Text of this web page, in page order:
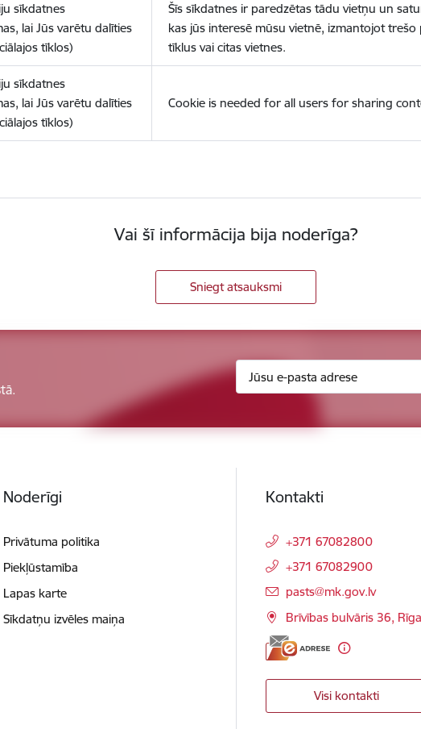
sīkdatnes
lai Jūs varētu dalīties
tīklos)
Šīs sīkdatnes ir paredzētas tādu vietņu un
kas jūs interesē mūsu vietnē, izmantojot trešo
tīklus vai citas vietnes.
sīkdatnes
lai Jūs varētu dalīties
tīklos)
Cookie is needed for all users for sharing
Vai šī informācija bija noderīga?
Sniegt atsauksmi
Noderīgi
Privātuma politika
Piekļūstamība
Lapas karte
Sīkdatņu izvēles maiņa
Kontakti
+371 67082800
+371 67082900
E-pasts:
pasts@mk.gov.lv
Brīvības bulvāris 36,
Visi kontakti